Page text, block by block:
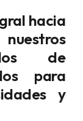
hacia
de
para
y